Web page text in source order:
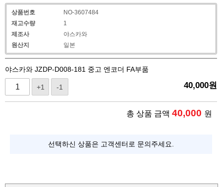
상품번호
NO-3607484
재고수량
1
제조사
야스카와
원산지
일본
야스카와 JZDP-D008-181 중고 엔코더 FA부품
+1 -1 40,000원
총 상품 금액 40,000 원
선택하신 상품은 고객센터로 문의주세요.